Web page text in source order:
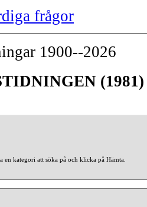
frågor
1900--2026
(1981)
en kategori att söka på och klicka på Hämta.